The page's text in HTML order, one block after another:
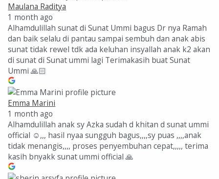
Maulana Raditya
1 month ago
Alhamdulillah sunat di Sunat Ummi bagus Dr nya Ramah
dan baik selalu di pantau sampai sembuh dan anak abis
sunat tidak rewel tdk ada keluhan insyallah anak k2 akan
di sunat di Sunat ummi lagi Terimakasih buat Sunat
Ummi 🙏🏻
Emma Marini
1 month ago
Alhamdulillah anak sy Azka sudah d khitan d sunat ummi
official ☺️,,, hasil nyaa sungguh bagus,,,,sy puas ,,,,anak
tidak menangis,,,, proses penyembuhan cepat,,,,, terima
kasih bnyakk sunat ummi official 🙏